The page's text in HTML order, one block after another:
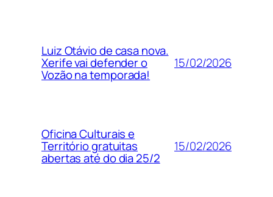
Luiz Otávio de casa nova.
Xerife vai defender o
Vozão na temporada!
15/02/2026
Oficina Culturais e
Território gratuitas
abertas até do dia 25/2
15/02/2026